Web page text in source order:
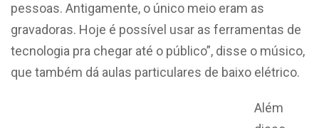
pessoas. Antigamente, o único meio eram as
gravadoras. Hoje é possível usar as ferramentas de
tecnologia pra chegar até o público”, disse o músico,
que também dá aulas particulares de baixo elétrico.
Além